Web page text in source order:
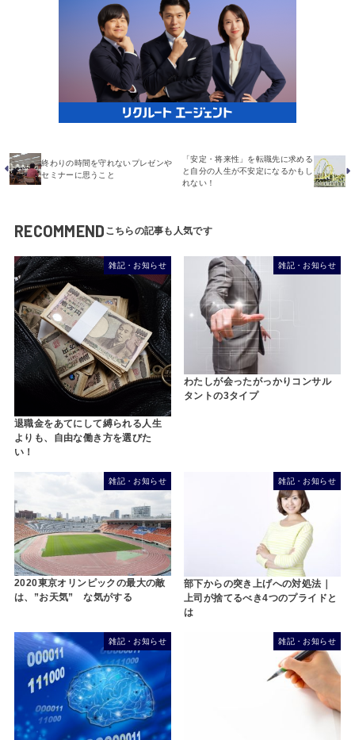
終わりの時間を守れないプレゼンや
セミナーに思うこと
「安定・将来性」を転職先に求める
と自分の人生が不安定になるかもし
れない！
RECOMMEND
雑記・お知らせ
退職金をあてにして縛られる人生
よりも、自由な働き方を選びた
い！
雑記・お知らせ
わたしが会ったがっかりコンサル
タントの3タイプ
雑記・お知らせ
2020東京オリンピックの最大の敵
は、”お天気” な気がする
雑記・お知らせ
部下からの突き上げへの対処法｜
上司が捨てるべき4つのプライドと
は
雑記・お知らせ 雑記・お知らせ